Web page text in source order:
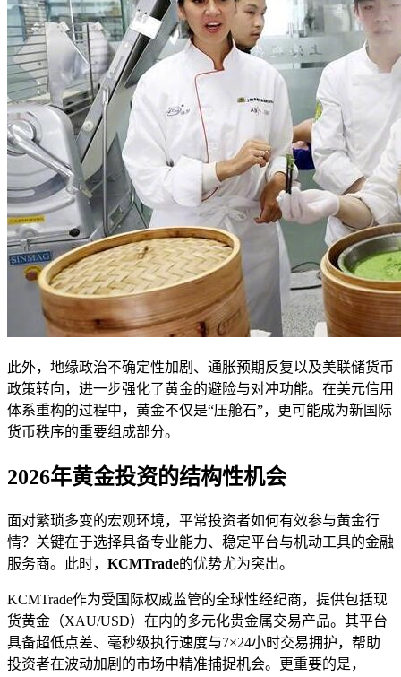
此外，地缘政治不确定性加剧、通胀预期反复以及美联储货币
政策转向，进一步强化了黄金的避险与对冲功能。在美元信用
体系重构的过程中，黄金不仅是“压舱石”，更可能成为新国际
货币秩序的重要组成部分。
2026年黄金投资的结构性机会
面对繁琐多变的宏观环境，平常投资者如何有效参与黄金行
情？关键在于选择具备专业能力、稳定平台与机动工具的金融
服务商。此时， KCMTrade的优势尤为突出。
KCMTrade作为受国际权威监管的全球性经纪商，提供包括现
货黄金（XAU/USD）在内的多元化贵金属交易产品。其平台
具备超低点差、毫秒级执行速度与7×24小时交易拥护，帮助
投资者在波动加剧的市场中精准捕捉机会。更重要的是，